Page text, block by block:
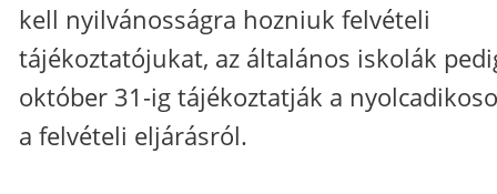
kell nyilvánosságra hozniuk felvételi
tájékoztatójukat, az általános iskolák
október 31-ig tájékoztatják a
a felvételi eljárásról.